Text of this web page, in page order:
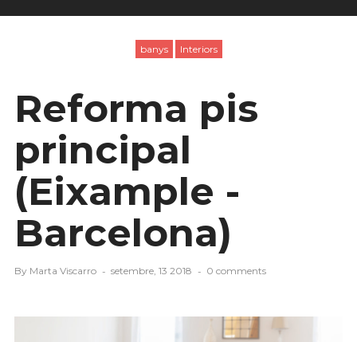
banys Interiors
Reforma pis
principal
(Eixample -
Barcelona)
By Marta Viscarro setembre, 13 2018 0 comments